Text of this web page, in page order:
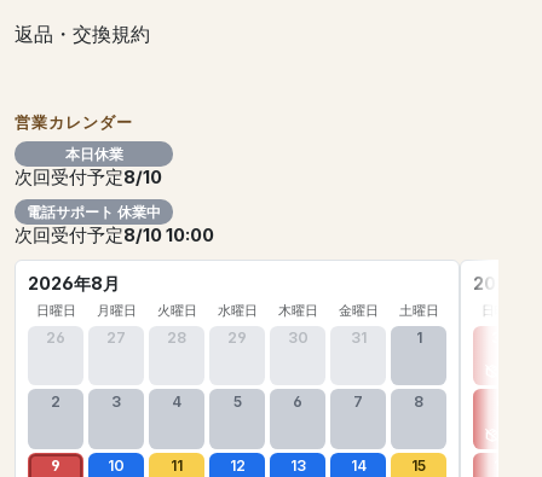
返品・交換規約
営業カレンダー
本日休業
次回受付予定8/10
電話サポート 休業中
次回受付予定8/10 10:00
2026年8月
日曜日 月曜日 火曜日 水曜日 木曜日 金曜日 土曜日
26 27 28 29 30 31 1
2 3 4 5 6 7 8
9 10 11 12 13 14 15
2026年
日曜日